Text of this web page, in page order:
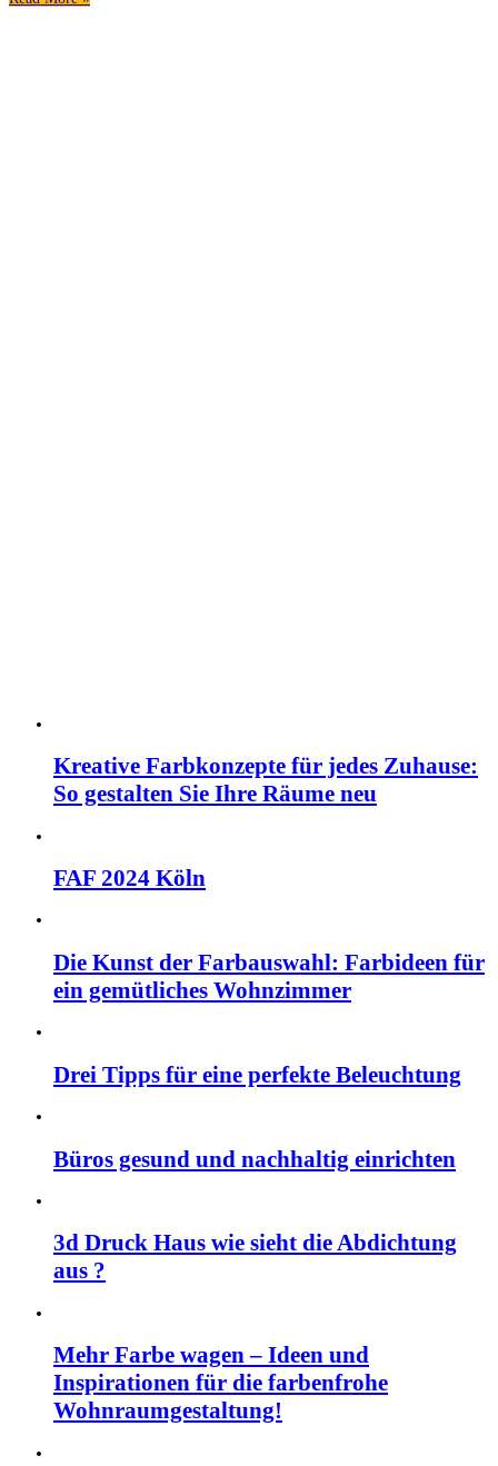
Kreative Farbkonzepte für jedes Zuhause:
So gestalten Sie Ihre Räume neu
FAF 2024 Köln
Die Kunst der Farbauswahl: Farbideen für
ein gemütliches Wohnzimmer
Drei Tipps für eine perfekte Beleuchtung
Büros gesund und nachhaltig einrichten
3d Druck Haus wie sieht die Abdichtung
aus ?
Mehr Farbe wagen – Ideen und
Inspirationen für die farbenfrohe
Wohnraumgestaltung!